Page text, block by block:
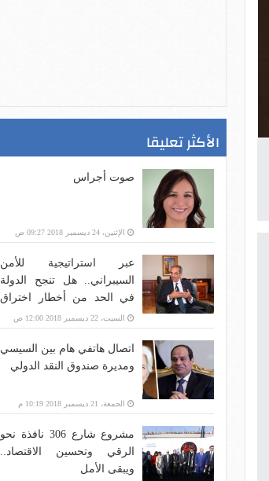
الأكثر تعليقا
صوت أجراس
الإثنين، 24 ديسمبر 2018 09:27 ص
عبر استراتيجية للأمن
السيبراني.. هل تنجح الدولة
في الحد من أخطار اختراق
بنية الاتصالات؟
السبت، 22 ديسمبر 2018 12:00 ص
اتصال هاتفي هام بين السيسي
ومديرة صندوق النقد الدولي
الجمعة، 21 ديسمبر 2018 10:19 م
مشروع شارع 306 نافذة نحو
الرقي وتحسين الاقتصاد..
ويبقى الأمل